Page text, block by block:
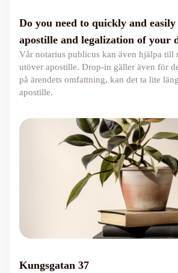
Do you need to quickly and
apostille and legalization of your
Vår notarius publicus kan även hjälpa till
utöver apostille. Drop-in gäller även för
på ärendets omfattning, kan det ta lite
apostille.
Kungsgatan 37